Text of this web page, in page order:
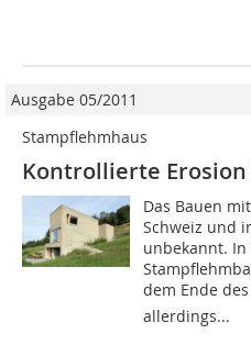
Ausgabe 05/2011
Stampflehmhaus
Kontrollierte
Das Bauen
Schweiz und
unbekannt.
dem Ende des
allerdings...